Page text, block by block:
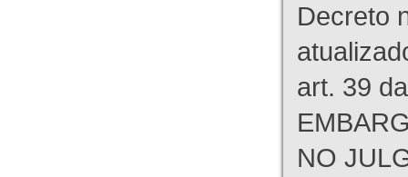
Decreto
art. 39
NO